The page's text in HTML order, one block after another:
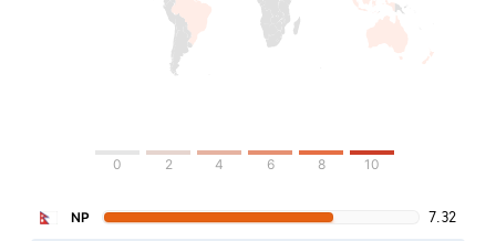
0 2 4 6 8 10
NP 7.32